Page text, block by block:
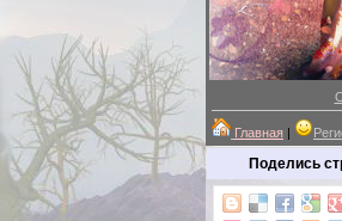
Главная |
Поделись